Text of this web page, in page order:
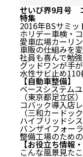
せいび界9月号
特集
2016年BSサミ
ホリデー車検・
愛車広場カーリ
車販の仕組みを
社員も喜んで勉
グッドワンが手
水性サビ止め110
【自動車整備】
ベースシステム
（東京都足立区）
コバック導入店
（三和カードック
ハイブリッドシ
バンザイフォー
整備工場のため
【お役立ち情報・
こんな風景見た
せいび界9月号
特集
広告掲載につい